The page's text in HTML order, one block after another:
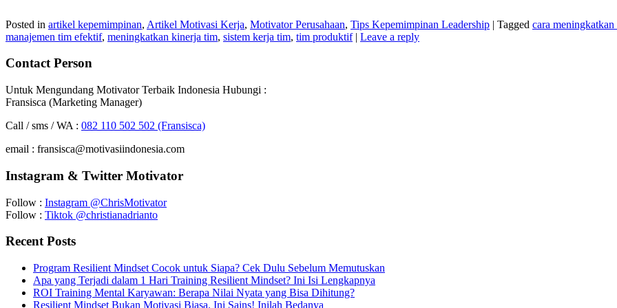
Posted in artikel kepemimpinan, Artikel Motivasi Kerja, Motivator Perusahaan, Tips Kepemimpinan Leadership | Tagged cara
manajemen tim efektif, meningkatkan kinerja tim, sistem kerja tim, tim produktif | Leave a reply
Contact Person
Untuk Mengundang Motivator Terbaik Indonesia Hubungi :
Fransisca (Marketing Manager)
Call / sms / WA : 082 110 502 502 (Fransisca)
email : fransisca@motivasiindonesia.com
Instagram & Twitter Motivator
Follow : Instagram @ChrisMotivator
Follow : Tiktok @christianadrianto
Recent Posts
Program Resilient Mindset Cocok untuk Siapa? Cek Dulu Sebelum Memutuskan
Apa yang Terjadi dalam 1 Hari Training Resilient Mindset? Ini Isi Lengkapnya
ROI Training Mental Karyawan: Berapa Nilai Nyata yang Bisa Dihitung?
Resilient Mindset Bukan Motivasi Biasa. Ini Sains! Inilah Bedanya